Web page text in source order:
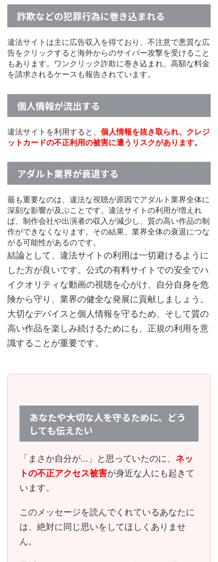
詐欺などの犯罪行為に巻き込まれる
違法サイトは主に広告収入を得ており、不注意で悪質な広
告をクリックすると海外からのサイバー攻撃を受けること
もあります。ワンクリック詐欺に巻き込まれ、高額な料金
を請求されるケースも報告されています。
個人情報が流出する
違法サイトを利用すると、 個人情報を抜き取られ、クレジ
ットカードの不正利用の被害に遭うリスクがあります。
アダルト業界が衰退する
最も重要なのは、違法な視聴が原因でアダルト業界全体に
深刻な影響が及ぶことです。違法サイトの利用が増えれ
ば、制作会社や出演者の収入が減少し、質の高い作品の制
作ができなくなります。その結果、業界全体の衰退につな
がる可能性があるのです。
結論として、違法サイトの利用は一切避けるように
した方が良いです。公式の有料サイトでの安全でハ
イクオリティな動画の視聴を心がけ、自分自身を危
険から守り、業界の健全な発展に貢献しましょう。
大切なデバイスと個人情報を守るため、そして質の
高い作品を楽しみ続けるためにも、正規の利用を意
識することが重要です。
あなたや大切な人を守るために、どう
しても伝えたい
「まさか自分が…」と思っていたのに、 ネッ
トの不正アクセス被害が身近な人にも起きて
います。
このメッセージを読んでくれているあなたに
は、 絶対に同じ思いをしてほしくありませ
ん。